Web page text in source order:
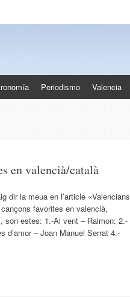
Periodismo Valencia
en valencià/català
dir la meua en l’article «Valencians
favorites en valencià,
son estes: 1.-Al vent – Raimon: 2.-
d’amor – Joan Manuel Serrat 4.-